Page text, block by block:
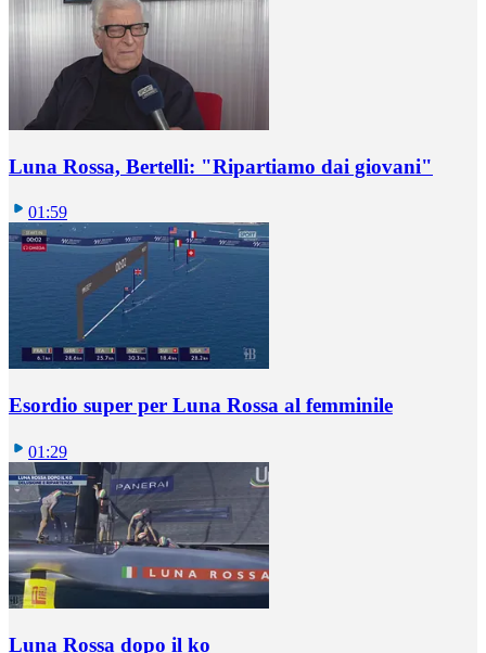
Luna Rossa, Bertelli: "Ripartiamo dai giovani"
01:59
Esordio super per Luna Rossa al femminile
01:29
Luna Rossa dopo il ko